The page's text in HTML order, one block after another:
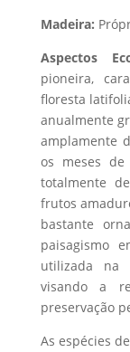
Madeira:
Aspectos
pioneira,
floresta
anualmente
amplamente
os meses de
totalmente
frutos
bastante
paisagismo
utilizada na
visando a
preservação
As espécies